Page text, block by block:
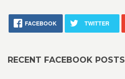
FACEBOOK TWITTER
RECENT FACEBOOK POSTS